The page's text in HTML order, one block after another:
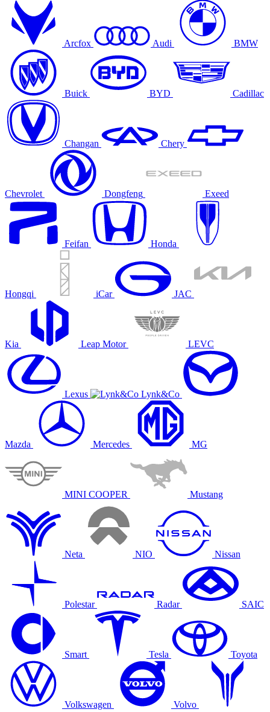
Arcfox Audi BMW
Buick BYD Cadillac
Changan Chery
Chevrolet Dongfeng Exeed
Feifan Honda
Hongqi iCar JAC
Kia Leap Motor LEVC
Lexus Lynk&Co
Mazda Mercedes MG
MINI COOPER Mustang
Neta NIO Nissan
Polestar Radar SAIC
Smart Tesla Toyota
Volkswagen Volvo